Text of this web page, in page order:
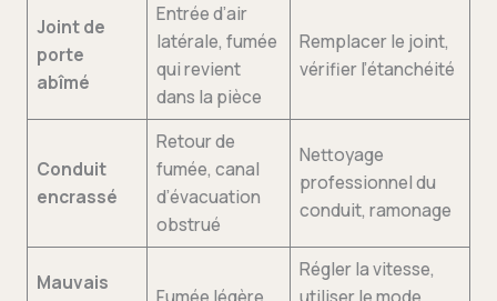
Joint de
porte
abîmé
Entrée d’air
latérale, fumée
qui revient
dans la pièce
Remplacer le joint,
vérifier l’étanchéité
Conduit
encrassé
Retour de
fumée, canal
d’évacuation
obstrué
Nettoyage
professionnel du
conduit, ramonage
Mauvais
Régler la vitesse,